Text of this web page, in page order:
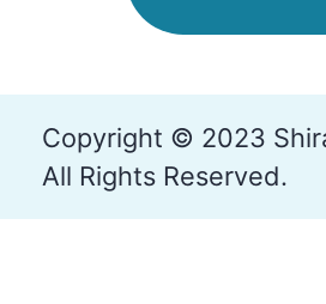
Copyright © 2023
All Rights Reserved.